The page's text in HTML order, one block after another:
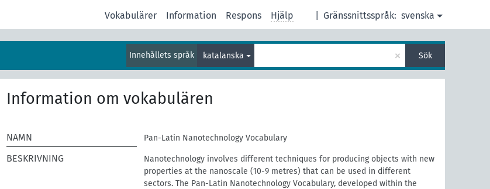
Gränssnittsspråk: svenska
Vokabulärer Information Respons Hjälp
Innehållets språk katalanska × Sök
Information om vokabulären
NAMN Pan-Latin Nanotechnology Vocabulary
BESKRIVNING
Nanotechnology involves different techniques for producing objects with new
properties at the nanoscale (10-9 metres) that can be used in different
sectors. The Pan-Latin Nanotechnology Vocabulary, developed within the